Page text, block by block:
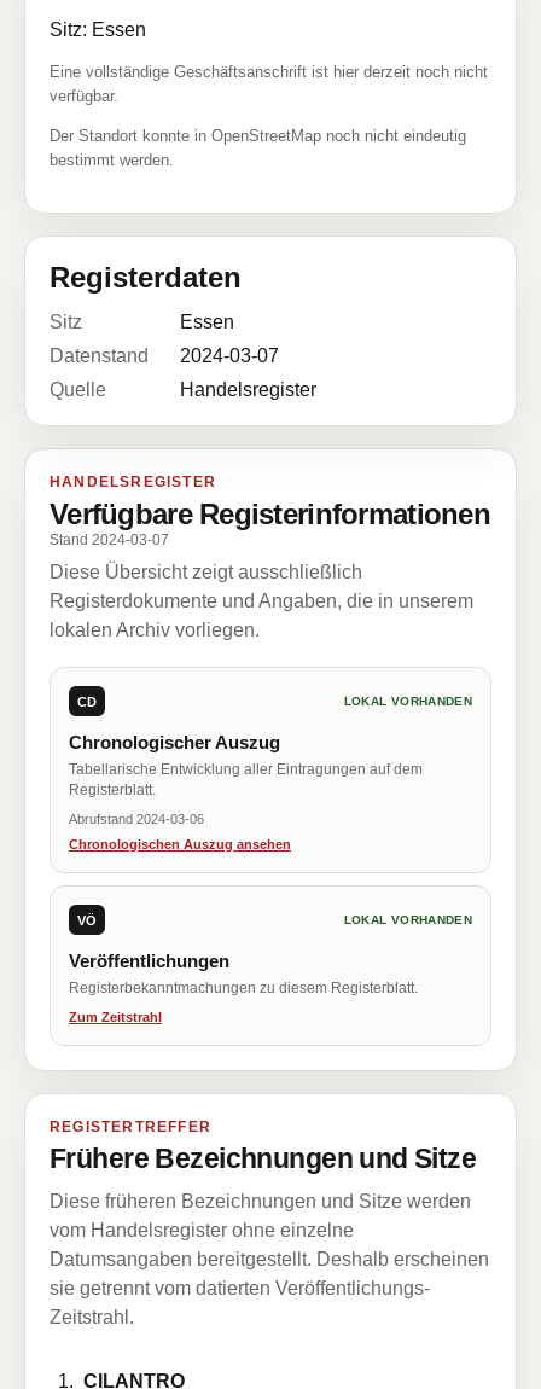
Sitz: Essen
Eine vollständige Geschäftsanschrift ist hier derzeit noch nicht
verfügbar.
Der Standort konnte in OpenStreetMap noch nicht eindeutig
bestimmt werden.
Registerdaten
Sitz
Essen
Datenstand
2024-03-07
Quelle
Handelsregister
HANDELSREGISTER
Verfügbare Registerinformationen
Stand 2024-03-07
Diese Übersicht zeigt ausschließlich
Registerdokumente und Angaben, die in unserem
lokalen Archiv vorliegen.
CD LOKAL VORHANDEN
Chronologischer Auszug
Tabellarische Entwicklung aller Eintragungen auf dem
Registerblatt.
Abrufstand 2024-03-06
Chronologischen Auszug ansehen
VÖ LOKAL VORHANDEN
Veröffentlichungen
Registerbekanntmachungen zu diesem Registerblatt.
Zum Zeitstrahl
REGISTERTREFFER
Frühere Bezeichnungen und Sitze
Diese früheren Bezeichnungen und Sitze werden
vom Handelsregister ohne einzelne
Datumsangaben bereitgestellt. Deshalb erscheinen
sie getrennt vom datierten Veröffentlichungs-
Zeitstrahl.
CILANTRO